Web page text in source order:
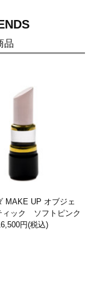
品
MAKE UP オブジェ
ィック ソフトピンク
円(税込)